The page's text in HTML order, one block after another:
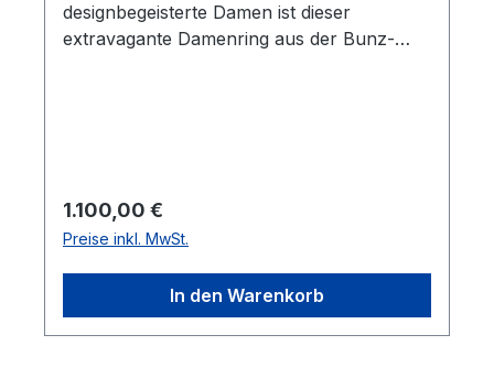
designbegeisterte Damen ist dieser
extravagante Damenring aus der Bunz-
Ringschiene bietet höchsten Tragekomfort.
Der Ring ist auch in anderen Weiten
lieferbar. Alle Schmuckstücke von Bunz
werden komplett in Deutschland hergestellt.
Regulärer Preis:
1.100,00 €
Preise inkl. MwSt.
In den Warenkorb